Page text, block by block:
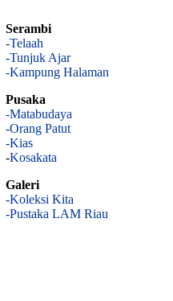
Serambi
-Telaah
-Tunjuk Ajar
-Kampung Halaman
Pusaka
-Matabudaya
-Orang Patut
-Kias
-Kosakata
Galeri
-Koleksi Kita
-Pustaka LAM Riau